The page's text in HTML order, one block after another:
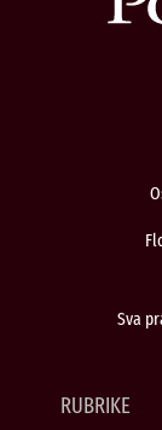
Sva
RUBRIKE